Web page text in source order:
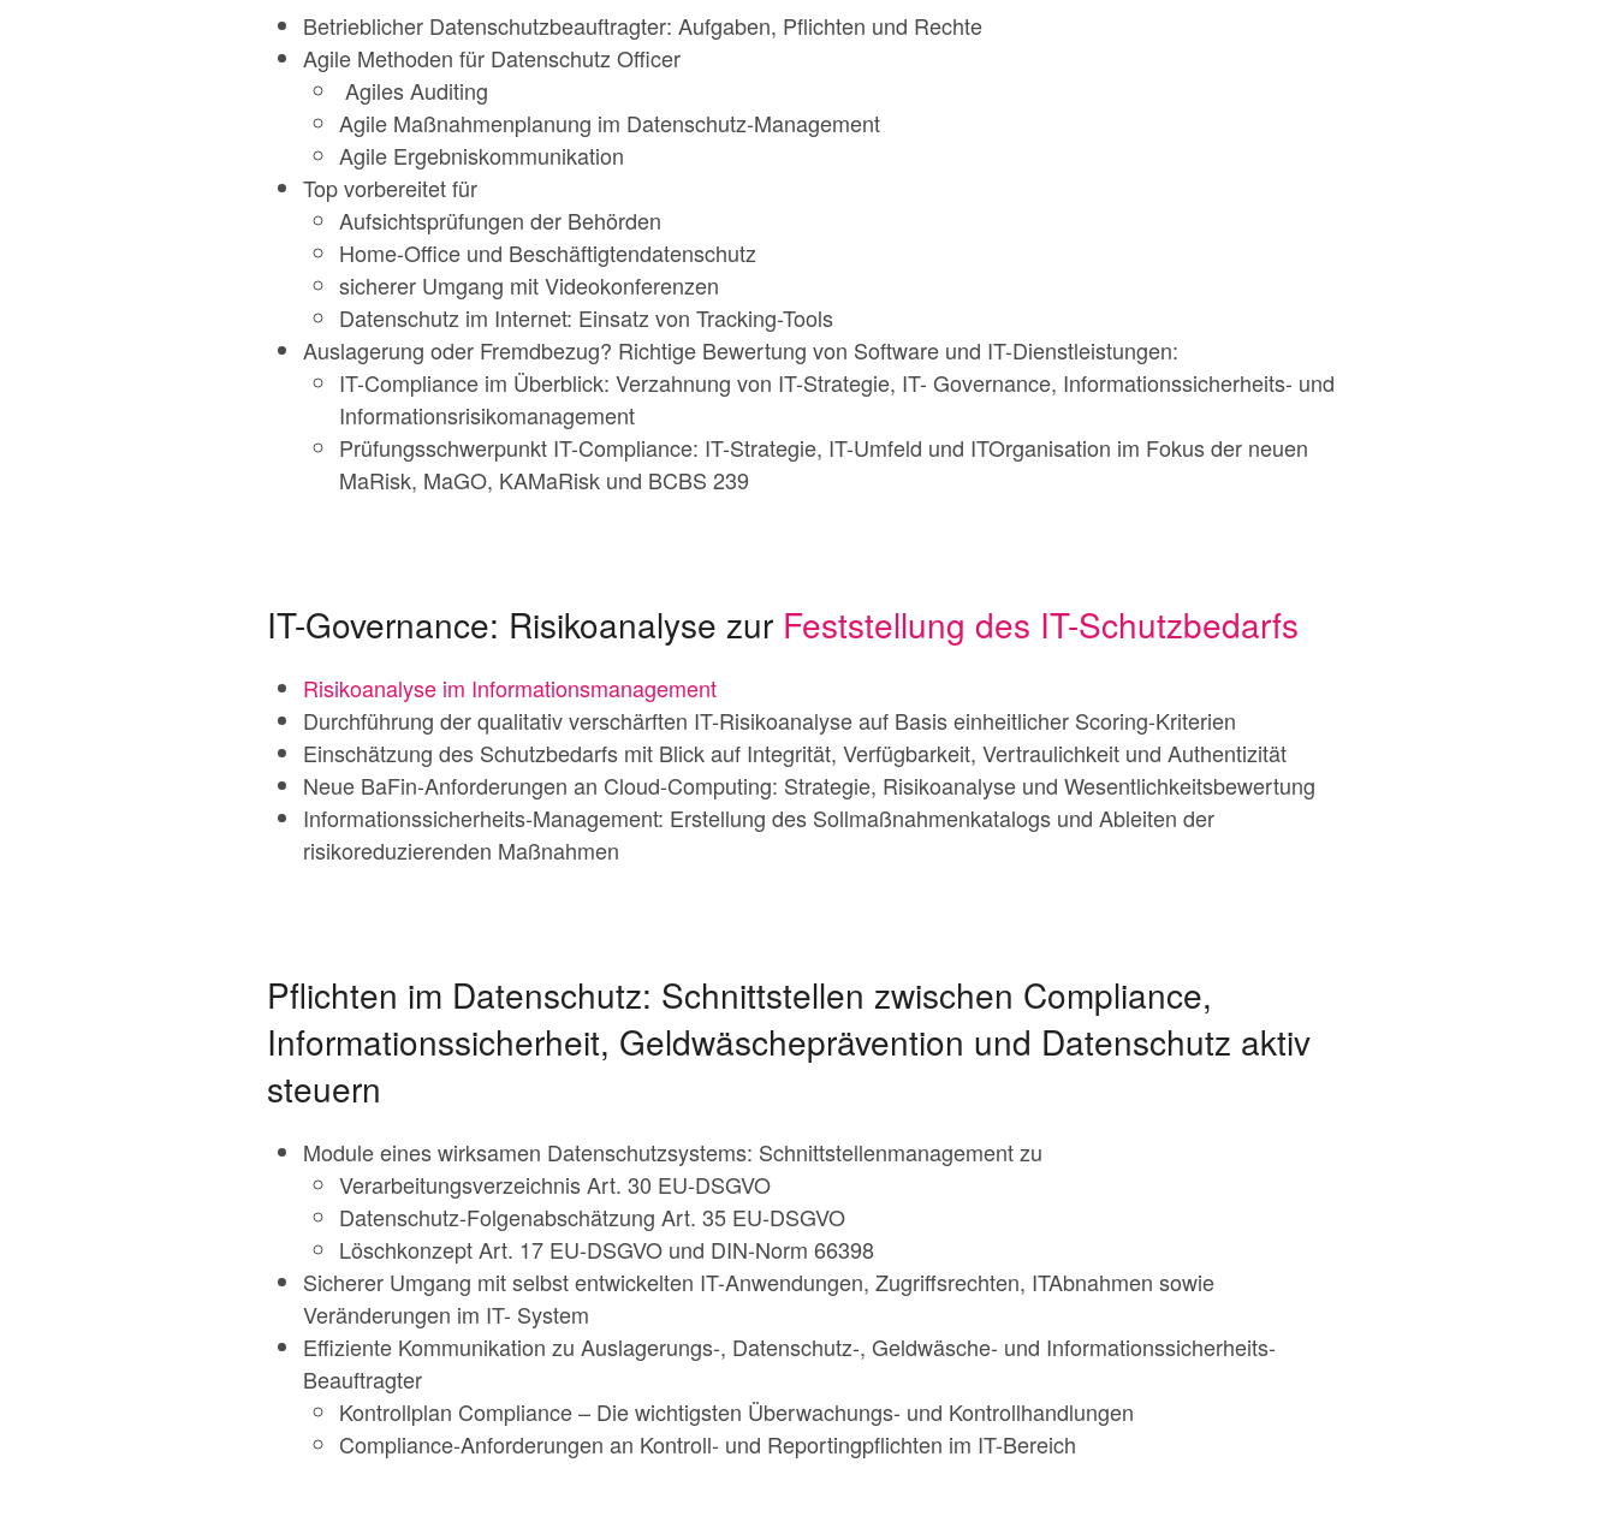
Betrieblicher Datenschutzbeauftragter: Aufgaben, Pflichten und Rechte
Agile Methoden für Datenschutz Officer
Agiles Auditing
Agile Maßnahmenplanung im Datenschutz-Management
Agile Ergebniskommunikation
Top vorbereitet für
Aufsichtsprüfungen der Behörden
Home-Office und Beschäftigtendatenschutz
sicherer Umgang mit Videokonferenzen
Datenschutz im Internet: Einsatz von Tracking-Tools
Auslagerung oder Fremdbezug? Richtige Bewertung von Software und IT-Dienstleistungen:
IT-Compliance im Überblick: Verzahnung von IT-Strategie, IT- Governance, Informationssicherheits- und
Informationsrisikomanagement
Prüfungsschwerpunkt IT-Compliance: IT-Strategie, IT-Umfeld und ITOrganisation im Fokus der neuen
MaRisk, MaGO, KAMaRisk und BCBS 239
IT-Governance: Risikoanalyse zur Feststellung des IT-Schutzbedarfs
Risikoanalyse im Informationsmanagement
Durchführung der qualitativ verschärften IT-Risikoanalyse auf Basis einheitlicher Scoring-Kriterien
Einschätzung des Schutzbedarfs mit Blick auf Integrität, Verfügbarkeit, Vertraulichkeit und Authentizität
Neue BaFin-Anforderungen an Cloud-Computing: Strategie, Risikoanalyse und Wesentlichkeitsbewertung
Informationssicherheits-Management: Erstellung des Sollmaßnahmenkatalogs und Ableiten der
risikoreduzierenden Maßnahmen
Pflichten im Datenschutz: Schnittstellen zwischen Compliance,
Informationssicherheit, Geldwäscheprävention und Datenschutz aktiv
steuern
Module eines wirksamen Datenschutzsystems: Schnittstellenmanagement zu
Verarbeitungsverzeichnis Art. 30 EU-DSGVO
Datenschutz-Folgenabschätzung Art. 35 EU-DSGVO
Löschkonzept Art. 17 EU-DSGVO und DIN-Norm 66398
Sicherer Umgang mit selbst entwickelten IT-Anwendungen, Zugriffsrechten, ITAbnahmen sowie
Veränderungen im IT- System
Effiziente Kommunikation zu Auslagerungs-, Datenschutz-, Geldwäsche- und Informationssicherheits-
Beauftragter
Kontrollplan Compliance – Die wichtigsten Überwachungs- und Kontrollhandlungen
Compliance-Anforderungen an Kontroll- und Reportingpflichten im IT-Bereich